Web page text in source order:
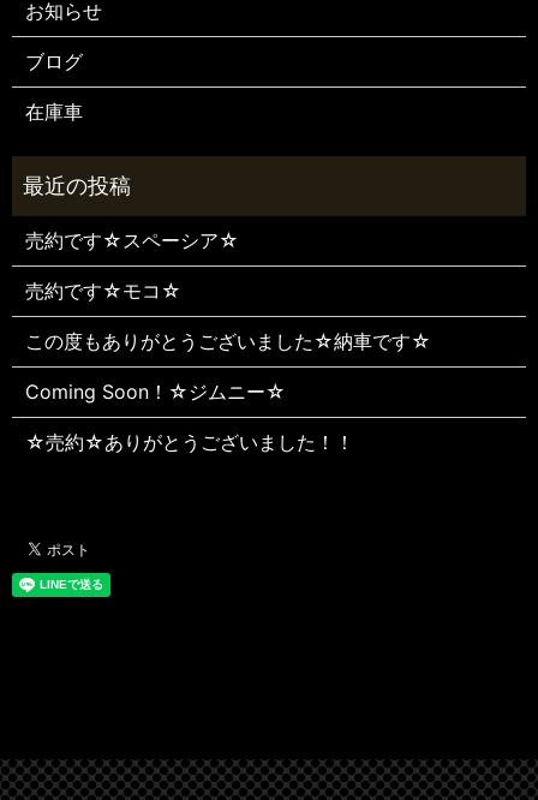
お知らせ
ブログ
在庫車
売約です☆スペーシア☆
売約です☆モコ☆
この度もありがとうございました☆納車です☆
Coming Soon！☆ジムニー☆
☆売約☆ありがとうございました！！